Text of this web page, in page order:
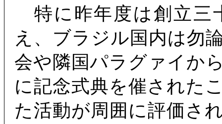
特に昨年度は創立三
え、ブラジル国内は勿
会や隣国パラグァイか
に記念式典を催された
た活動が周囲に評価さ